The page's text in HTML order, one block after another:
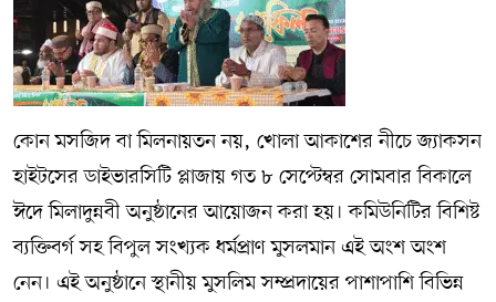
কোন মসজিদ বা মিলনায়তন নয়, খোলা আকাশের নীচে জ্যাকসন
হাইটসের ডাইভারসিটি প্লাজায় গত ৮ সেপ্টেম্বর সোমবার বিকালে
ঈদে মিলাদুন্নবী অনুষ্ঠানের আয়োজন করা হয়। কমিউনিটির বিশিষ্ট
ব্যক্তিবর্গ সহ বিপুল সংখ্যক ধর্মপ্রাণ মুসলমান এই অংশ অংশ
নেন। এই অনুষ্ঠানে স্থানীয় মুসলিম সম্প্রদায়ের পাশাপাশি বিভিন্ন